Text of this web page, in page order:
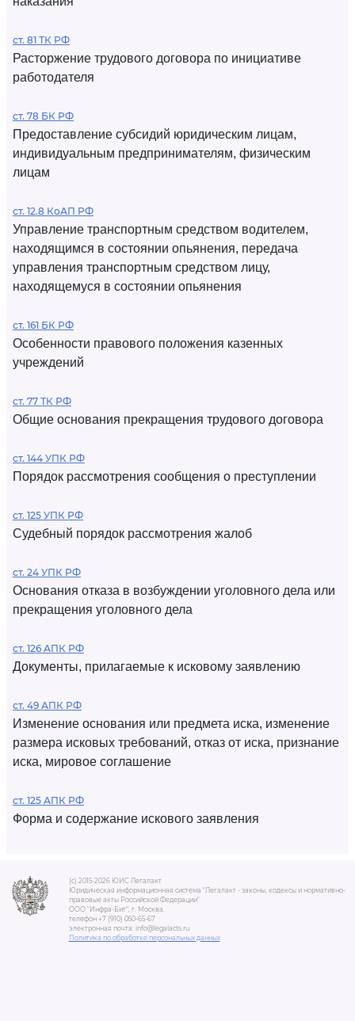
ст. 81 ТК РФ
Расторжение трудового договора по инициативе
работодателя
ст. 78 БК РФ
Предоставление субсидий юридическим лицам,
индивидуальным предпринимателям, физическим
лицам
ст. 12.8 КоАП РФ
Управление транспортным средством водителем,
находящимся в состоянии опьянения, передача
управления транспортным средством лицу,
находящемуся в состоянии опьянения
ст. 161 БК РФ
Особенности правового положения казенных
учреждений
ст. 77 ТК РФ
Общие основания прекращения трудового договора
ст. 144 УПК РФ
Порядок рассмотрения сообщения о преступлении
ст. 125 УПК РФ
Судебный порядок рассмотрения жалоб
ст. 24 УПК РФ
Основания отказа в возбуждении уголовного дела или
прекращения уголовного дела
ст. 126 АПК РФ
Документы, прилагаемые к исковому заявлению
ст. 49 АПК РФ
Изменение основания или предмета иска, изменение
размера исковых требований, отказ от иска, признание
иска, мировое соглашение
ст. 125 АПК РФ
Форма и содержание искового заявления
(c) 2015-2026 ЮИС Легалакт
Юридическая информационная система "Легалакт - законы, кодексы и нормативно-
правовые акты Российской Федерации"
ООО "Инфра-Бит", г. Москва.
телефон +7 (910) 050-65-67
электронная почта: info@legalacts.ru
Политика по обработке персональных данных